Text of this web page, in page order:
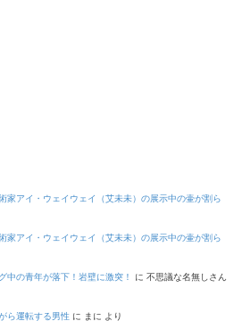
家アイ・ウェイウェイ（艾未未）の展示中の壷が割ら
家アイ・ウェイウェイ（艾未未）の展示中の壷が割ら
中の青年が落下！岩壁に激突！ に 不思議な名無しさん
ら運転する男性 に まに より